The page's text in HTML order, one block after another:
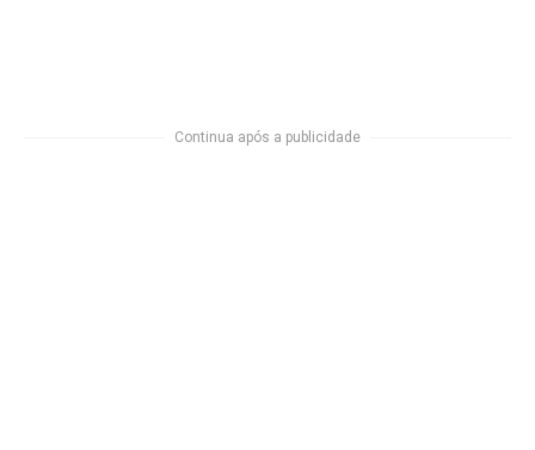
Continua após a publicidade